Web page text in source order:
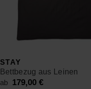
STAY
Bettbezug aus Leinen
ab 179,00 €